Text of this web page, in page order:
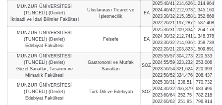
MUNZUR ÜNİVERSİTESİ
(TUNCELİ) (Devlet)
İktisadi ve İdari Bilimler Fakültesi
Uluslararası Ticaret ve
İşletmecilik
EA
2025
2024
2023
2022
40/41
40/42
30/32
20/21
214,626
212,973
215,358
197,287
1.214.964
1.345.160
1.352.668
1.587.408
MUNZUR ÜNİVERSİTESİ
(TUNCELİ) (Devlet)
Edebiyat Fakültesi
Felsefe EA
2025
2024
2023
2022
30/31
30/32
30/32
20/21
209,834
212,741
214,936
203,823
1.264.178
1.348.378
1.358.739
1.509.891
MUNZUR ÜNİVERSİTESİ
(TUNCELİ) (Devlet)
Güzel Sanatlar, Tasarım ve
Mimarlık Fakültesi
Gastronomi ve Mutfak
Sanatları
SÖZ
2025
2024
2023
2022
55/57
55/59
50/54
50/52
304,273
323,232
321,624
324,476
220.533
253.006
220.999
208.437
MUNZUR ÜNİVERSİTESİ
(TUNCELİ) (Devlet)
Edebiyat Fakültesi
Türk Dili ve Edebiyatı SÖZ
2025
2024
2023
2022
30/31
30/32
60/64
60/62
238,51
266,879
252,75
251,95
770.732
683.496
782.218
796.914